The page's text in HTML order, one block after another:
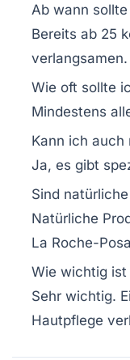
Ab wann
Bereits ab 25
verlangsamen.
Wie oft sollte
Mindestens
Kann ich
Ja, es gibt
Sind
Natürliche
La Roche-
Wie wichtig ist
Sehr wichtig.
Hautpflege